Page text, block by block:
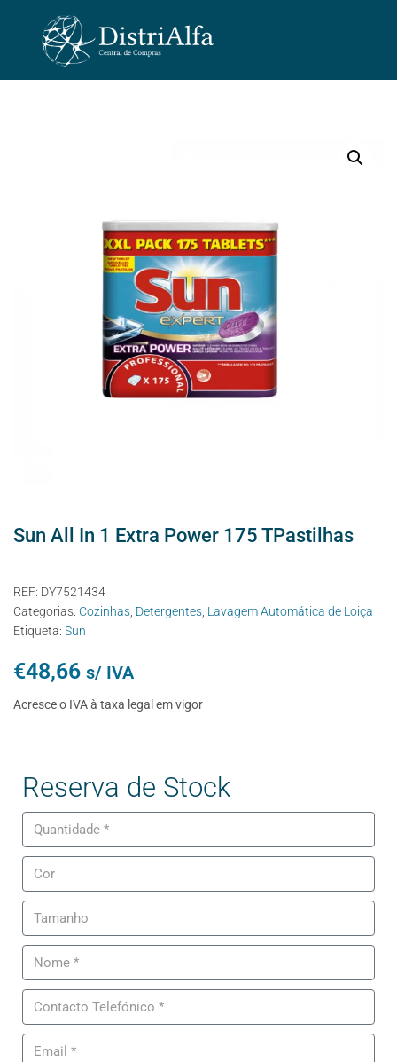
Sun All In 1 Extra Power 175 TPastilhas
REF: DY7521434
Categorias: Cozinhas, Detergentes, Lavagem Automática de Loiça
Etiqueta: Sun
€48,66 s/ IVA
Acresce o IVA à taxa legal em vigor
Reserva de Stock